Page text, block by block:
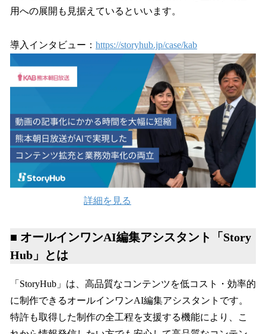
用への展開も見据えているといいます。
導入インタビュー： https://storyhub.jp/case/kab
詳細を見る
■ オールインワンAI編集アシスタント「Story
Hub」とは
「StoryHub」は、高品質なコンテンツを低コスト・効率的
に制作できるオールインワンAI編集アシスタントです。
特許も取得した制作の全工程を支援する機能により、こ